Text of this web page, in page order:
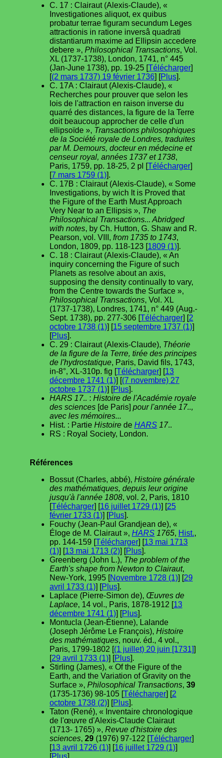
C. 17 : Clairaut (Alexis-Claude), «
Investigationes aliquot, ex quibus
probatur terrae figuram secundum Leges
attractionis in ratione inversâ quadrati
distantiarum maxime ad Ellipsin accedere
debere », Philosophical Transactions, Vol.
XL (1737-1738), London, 1741, n° 445
(Jan-June 1738), pp. 19-25 [Télécharger]
[(2 mars 1737) 19 février 1736] [Plus].
C. 17A : Clairaut (Alexis-Claude), «
Recherches pour prouver que selon les
lois de l'attraction en raison inverse du
quarré des distances, la figure de la Terre
doit beaucoup approcher de celle d'un
ellipsoïde », Transactions philosophiques
de la Société royale de Londres, traduites
par M. Demours, docteur en médecine et
censeur royal, années 1737 et 1738,
Paris, 1759, pp. 18-25, 2 pl [Télécharger]
[7 mars 1759 (1)].
C. 17B : Clairaut (Alexis-Claude), « Some
Investigations, by wich It is Proved that
the Figure of the Earth Must Approach
Very Near to an Ellipsis », The
Philosophical Transactions... Abridged
with notes, by Ch. Hutton, G. Shaw and R.
Pearson, vol. VIII, from 1735 to 1743,
London, 1809, pp. 118-123 [1809 (1)].
C. 18 : Clairaut (Alexis-Claude), « An
inquiry concerning the Figure of such
Planets as resolve about an axis,
supposing the density continually to vary,
from the Centre towards the Surface »,
Philosophical Transactions, Vol. XL
(1737-1738), Londres, 1741, n° 449 (Aug.-
Sept. 1738), pp. 277-306 [Télécharger] [2
octobre 1738 (1)] [15 septembre 1737 (1)]
[Plus].
C. 29 : Clairaut (Alexis-Claude), Théorie
de la figure de la Terre, tirée des principes
de l'hydrostatique, Paris, David fils, 1743,
in-8°, XL-310p. fig [Télécharger] [13
décembre 1741 (1)] [(7 novembre) 27
octobre 1737 (1)] [Plus].
HARS 17.. : Histoire de l'Académie royale
des sciences [de Paris] pour l'année 17..,
avec les mémoires...
Hist. : Partie Histoire de HARS 17..
RS : Royal Society, London.
Références
Bossut (Charles, abbé), Histoire générale
des mathématiques, depuis leur origine
jusqu'à l'année 1808, vol. 2, Paris, 1810
[Télécharger] [16 juillet 1729 (1)] [25
février 1733 (1)] [Plus].
Fouchy (Jean-Paul Grandjean de), «
Éloge de M. Clairaut », HARS 1765, Hist.,
pp. 144-159 [Télécharger] [13 mai 1713
(1)] [13 mai 1713 (2)] [Plus].
Greenberg (John L.), The problem of the
Earth's shape from Newton to Clairaut,
New-York, 1995 [Novembre 1728 (1)] [29
avril 1733 (1)] [Plus].
Laplace (Pierre-Simon de), Œuvres de
Laplace, 14 vol., Paris, 1878-1912 [13
décembre 1741 (1)] [Plus].
Montucla (Jean-Étienne), Lalande
(Joseph Jérôme Le François), Histoire
des mathématiques, nouv. éd., 4 vol.,
Paris, 1799-1802 [(1 juillet) 20 juin [1731]]
[29 avril 1733 (1)] [Plus].
Stirling (James), « Of the Figure of the
Earth, and the Variation of Gravity on the
Surface », Philosophical Transactions, 39
(1735-1736) 98-105 [Télécharger] [2
octobre 1738 (2)] [Plus].
Taton (René), « Inventaire chronologique
de l'œuvre d'Alexis-Claude Clairaut
(1713- 1765) », Revue d'histoire des
sciences, 29 (1976) 97-122 [Télécharger]
[13 avril 1726 (1)] [16 juillet 1729 (1)]
[Plus].